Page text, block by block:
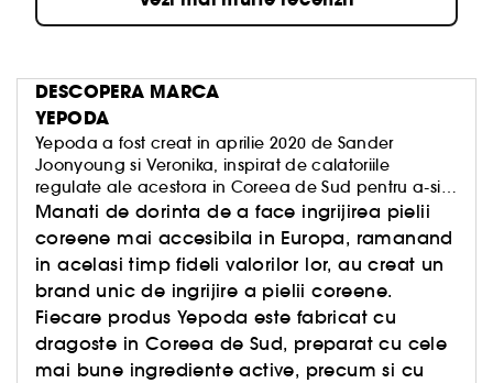
DESCOPERA MARCA
YEPODA
Yepoda a fost creat in aprilie 2020 de Sander
Joonyoung si Veronika, inspirat de calatoriile
regulate ale acestora in Coreea de Sud pentru a-si
vizita familia. De fiecare data cand se intorceau,
rudele lor le cereau sa aduca produse K-Beauty.
Manati de dorinta de a face ingrijirea pielii
coreene mai accesibila in Europa, ramanand
in acelasi timp fideli valorilor lor, au creat un
brand unic de ingrijire a pielii coreene.
Fiecare produs Yepoda este fabricat cu
dragoste in Coreea de Sud, preparat cu cele
mai bune ingrediente active, precum si cu